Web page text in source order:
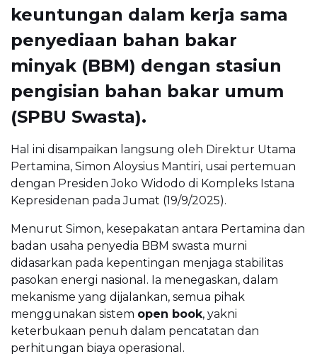
keuntungan dalam kerja sama
penyediaan bahan bakar
minyak (BBM) dengan stasiun
pengisian bahan bakar umum
(SPBU Swasta).
Hal ini disampaikan langsung oleh Direktur Utama
Pertamina, Simon Aloysius Mantiri, usai pertemuan
dengan Presiden Joko Widodo di Kompleks Istana
Kepresidenan pada Jumat (19/9/2025).
Menurut Simon, kesepakatan antara Pertamina dan
badan usaha penyedia BBM swasta murni
didasarkan pada kepentingan menjaga stabilitas
pasokan energi nasional. Ia menegaskan, dalam
mekanisme yang dijalankan, semua pihak
menggunakan sistem open book, yakni
keterbukaan penuh dalam pencatatan dan
perhitungan biaya operasional.